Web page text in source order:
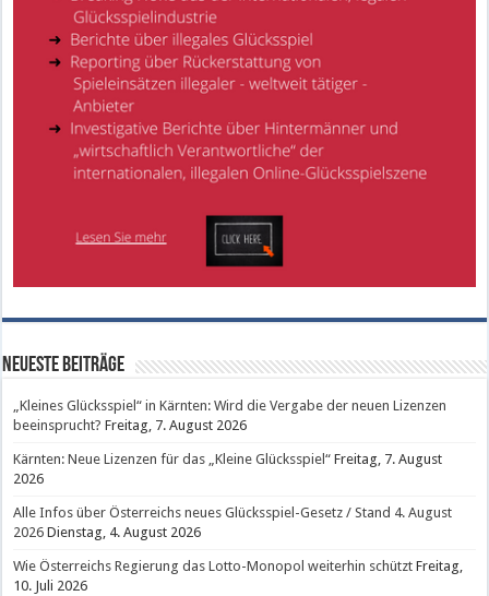
Neueste Beiträge
„Kleines Glücksspiel“ in Kärnten: Wird die Vergabe der neuen Lizenzen
beeinsprucht? Freitag, 7. August 2026
Kärnten: Neue Lizenzen für das „Kleine Glücksspiel“ Freitag, 7. August
2026
Alle Infos über Österreichs neues Glücksspiel-Gesetz / Stand 4. August
2026 Dienstag, 4. August 2026
Wie Österreichs Regierung das Lotto-Monopol weiterhin schützt Freitag,
10. Juli 2026